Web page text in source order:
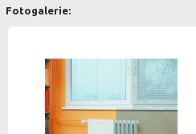
Fotogalerie: